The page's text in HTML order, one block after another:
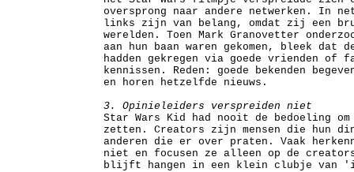
oversprong naar andere netwerken. In
links zijn van belang, omdat zij een
werelden. Toen Mark Granovetter
aan hun baan waren gekomen, bleek dat
hadden gekregen via goede vrienden
kennissen. Reden: goede bekenden
en horen hetzelfde nieuws.
3. Opinieleiders verspreiden niet
Star Wars Kid had nooit de bedoeling
zetten. Creators zijn mensen die hun
anderen die er over praten. Vaak
niet en focusen ze alleen op de
blijft hangen in een klein clubje van